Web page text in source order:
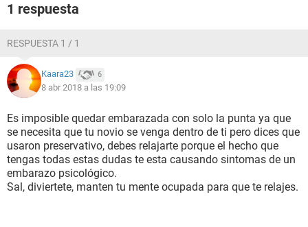
1 respuesta
RESPUESTA 1 / 1
Kaara23 6
8 abr 2018 a las 19:09
Es imposible quedar embarazada con solo la punta ya que
se necesita que tu novio se venga dentro de ti pero dices que
usaron preservativo, debes relajarte porque el hecho que
tengas todas estas dudas te esta causando sintomas de un
embarazo psicológico.
Sal, diviertete, manten tu mente ocupada para que te relajes.